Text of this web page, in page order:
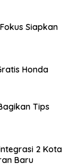
Siapkan
Honda
Tips
2 Kota
Baru